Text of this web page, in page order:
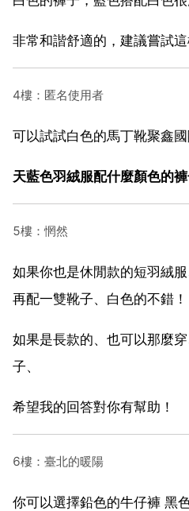
非常和諧舒適的，建議嘗試
4樓：匿名使用者
可以試試白色的馬丁靴聚鑫
天藍色羽絨服配什麼顏色的褲
5樓：惘然
如果你也是休閒款的短羽絨
再配一雙靴子、白色的不錯！
如果是長款的、也可以那麼
子、
希望我的回答對你有幫助！
6樓：臺北的暖陽
你可以選擇鉛色的牛仔褲 黑